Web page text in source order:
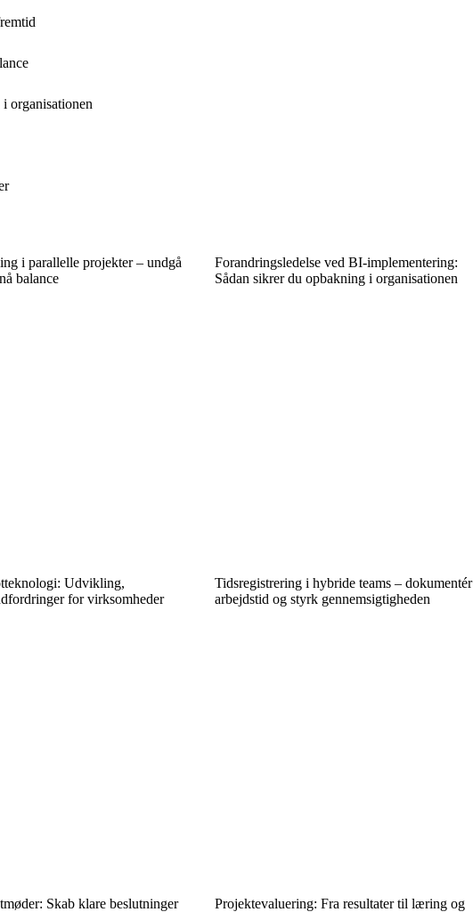
organisationen
i parallelle projekter – undgå
balance
Forandringsledelse ved BI-implementering:
Sådan sikrer du opbakning i organisationen
Udvikling,
for virksomheder
Tidsregistrering i hybride teams – dokumentér
arbejdstid og styrk gennemsigtigheden
Skab klare beslutninger Projektevaluering: Fra resultater til læring og